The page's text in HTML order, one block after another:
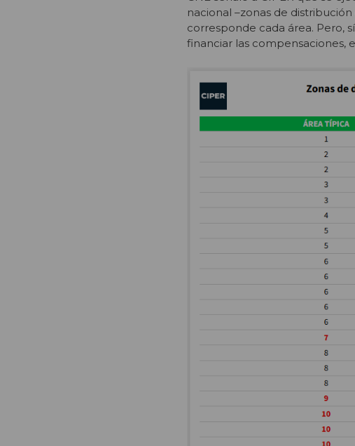
nacional –zonas de
corresponde cada área. Pero,
financiar las compensaciones,